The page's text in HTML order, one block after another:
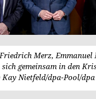
Merz,
gemeinsam in den
Nietfeld/dpa-Pool/dpa